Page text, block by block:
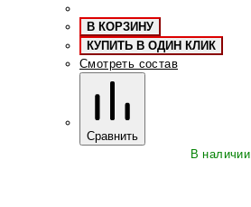
В КОРЗИНУ
КУПИТЬ В ОДИН КЛИК
Смотреть состав
Сравнить
В наличии